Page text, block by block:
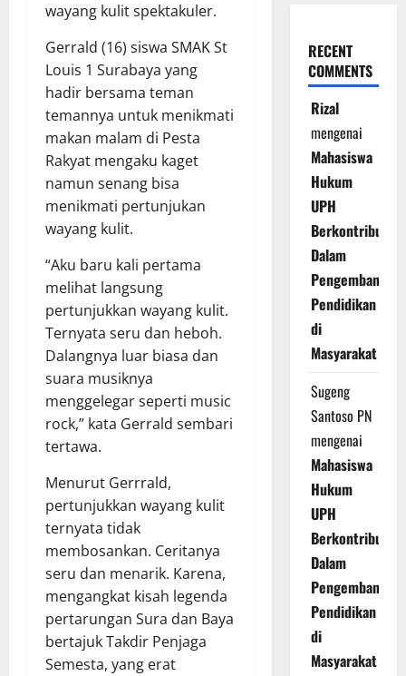
wayang kulit spektakuler.
Gerrald (16) siswa SMAK St
Louis 1 Surabaya yang
hadir bersama teman
temannya untuk menikmati
makan malam di Pesta
Rakyat mengaku kaget
namun senang bisa
menikmati pertunjukan
wayang kulit.
“Aku baru kali pertama
melihat langsung
pertunjukkan wayang kulit.
Ternyata seru dan heboh.
Dalangnya luar biasa dan
suara musiknya
menggelegar seperti music
rock,” kata Gerrald sembari
tertawa.
Menurut Gerrrald,
pertunjukkan wayang kulit
ternyata tidak
membosankan. Ceritanya
seru dan menarik. Karena,
mengangkat kisah legenda
pertarungan Sura dan Baya
bertajuk Takdir Penjaga
Semesta, yang erat
RECENT
COMMENTS
Rizal
mengenai
Mahasiswa
Hukum
UPH
Berkontribusi
Dalam
Pengembangan
Pendidikan
di
Masyarakat
Sugeng
Santoso PN
mengenai
Mahasiswa
Hukum
UPH
Berkontribusi
Dalam
Pengembangan
Pendidikan
di
Masyarakat